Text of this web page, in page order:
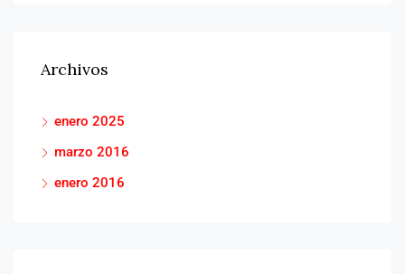
Archivos
enero 2025
marzo 2016
enero 2016